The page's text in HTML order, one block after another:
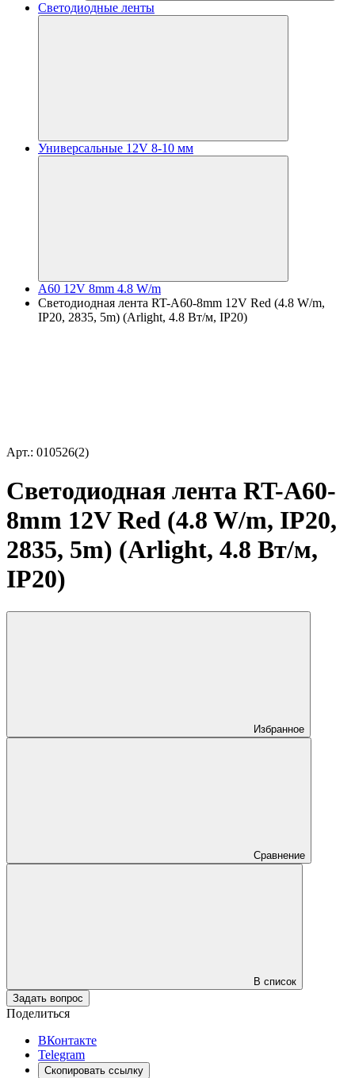
Светодиодные ленты
Универсальные 12V 8-10 мм
A60 12V 8mm 4.8 W/m
Светодиодная лента RT-A60-8mm 12V Red (4.8 W/m,
IP20, 2835, 5m) (Arlight, 4.8 Вт/м, IP20)
Арт.: 010526(2)
Светодиодная лента RT-A60-
8mm 12V Red (4.8 W/m, IP20,
2835, 5m) (Arlight, 4.8 Вт/м,
IP20)
Избранное
Сравнение
В список
Задать вопрос
Поделиться
ВКонтакте
Telegram
Скопировать ссылку